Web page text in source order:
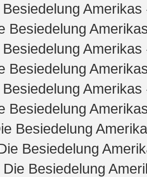
Amerikas
Besiedelung
Amerikas
Besiedelung
Amerikas
Besiedelung
Besiedelung
Besiedelung
Die Besiedelung